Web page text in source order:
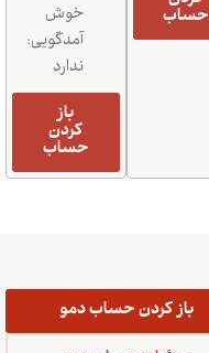
حساب
خوش
آمدگویی:
ندارد
باز
کردن
حساب
باز کردن حساب دمو